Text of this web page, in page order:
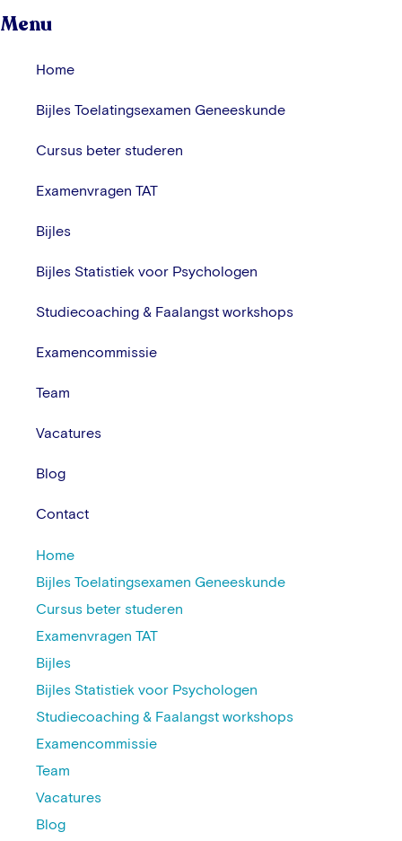
Menu
Home
Bijles Toelatingsexamen Geneeskunde
Cursus beter studeren
Examenvragen TAT
Bijles
Bijles Statistiek voor Psychologen
Studiecoaching & Faalangst workshops
Examencommissie
Team
Vacatures
Blog
Contact
Home
Bijles Toelatingsexamen Geneeskunde
Cursus beter studeren
Examenvragen TAT
Bijles
Bijles Statistiek voor Psychologen
Studiecoaching & Faalangst workshops
Examencommissie
Team
Vacatures
Blog